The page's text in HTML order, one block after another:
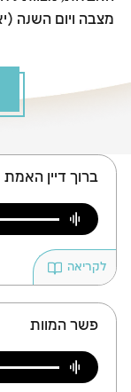
חג הסוכות
חנוכה
מצבה ויום השנה
ברוך דיין האמת
לקריאה
פשר המוות